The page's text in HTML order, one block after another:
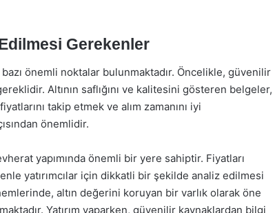
Gerekenler
önemli noktalar bulunmaktadır. Öncelikle, güvenilir
Altının saflığını ve kalitesini gösteren belgeler,
takip etmek ve alım zamanını iyi
önemlidir.
yapımında önemli bir yere sahiptir. Fiyatları
yatırımcılar için dikkatli bir şekilde analiz edilmesi
altın değerini koruyan bir varlık olarak öne
Yatırım yaparken, güvenilir kaynaklardan bilgi